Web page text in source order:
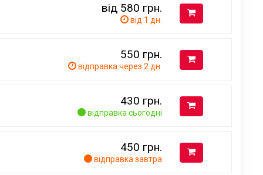
від 580 грн.
від 1 дн.
550 грн.
відправка через 2 дн.
430 грн.
відправка сьогодні
450 грн.
відправка завтра